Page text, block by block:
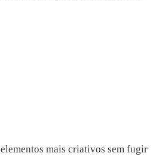
mais criativos sem fugir